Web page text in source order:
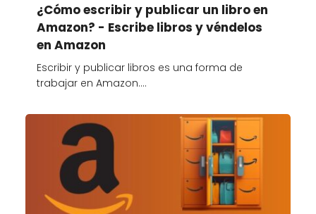
¿Cómo escribir y publicar un libro en
Amazon? - Escribe libros y véndelos
en Amazon
Escribir y publicar libros es una forma de
trabajar en Amazon.…